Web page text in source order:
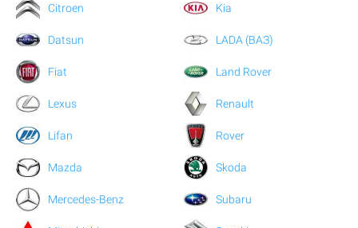
Citroen
Datsun
Fiat
Kia
LADA (ВАЗ)
Land Rover
Lexus
Lifan
Mazda
Mercedes-Benz
Renault
Rover
Skoda
Subaru